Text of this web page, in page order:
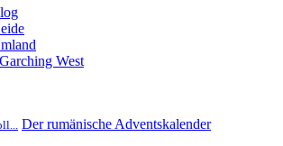
West
Der rumänische Adventskalender